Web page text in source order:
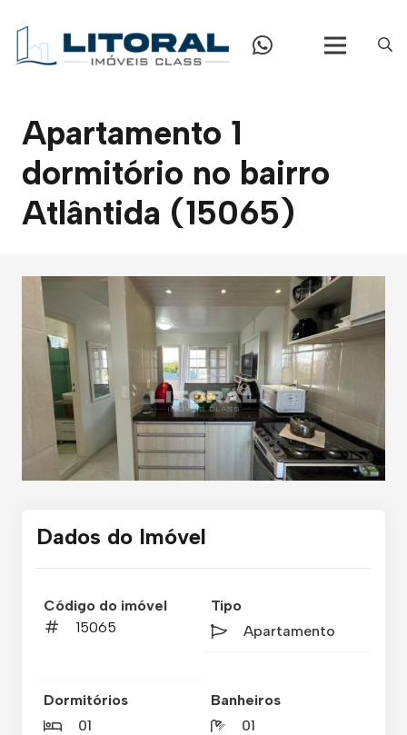
Apartamento 1
dormitório no bairro
Atlântida (15065)
Dados do Imóvel
Código do imóvel
15065
Tipo
Apartamento
Dormitórios
01
Banheiros
01